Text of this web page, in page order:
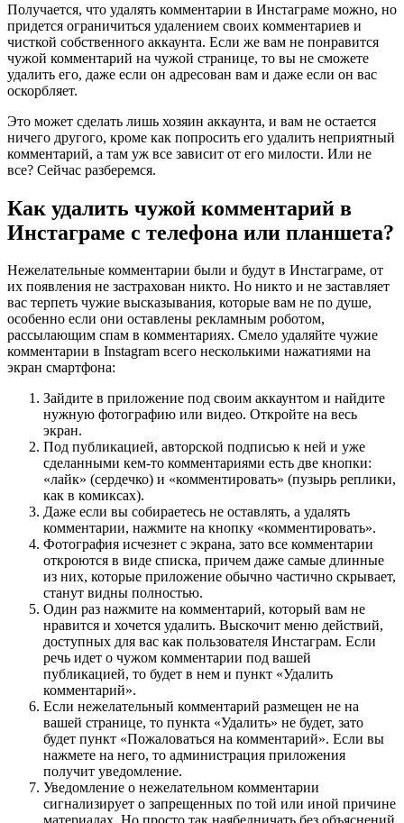
Получается, что удалять комментарии в Инстаграме можно, но
придется ограничиться удалением своих комментариев и
чисткой собственного аккаунта. Если же вам не понравится
чужой комментарий на чужой странице, то вы не сможете
удалить его, даже если он адресован вам и даже если он вас
оскорбляет.
Это может сделать лишь хозяин аккаунта, и вам не остается
ничего другого, кроме как попросить его удалить неприятный
комментарий, а там уж все зависит от его милости. Или не
все? Сейчас разберемся.
Как удалить чужой комментарий в
Инстаграме с телефона или планшета?
Нежелательные комментарии были и будут в Инстаграме, от
их появления не застрахован никто. Но никто и не заставляет
вас терпеть чужие высказывания, которые вам не по душе,
особенно если они оставлены рекламным роботом,
рассылающим спам в комментариях. Смело удаляйте чужие
комментарии в Instagram всего несколькими нажатиями на
экран смартфона:
Зайдите в приложение под своим аккаунтом и найдите
нужную фотографию или видео. Откройте на весь
экран.
Под публикацией, авторской подписью к ней и уже
сделанными кем-то комментариями есть две кнопки:
«лайк» (сердечко) и «комментировать» (пузырь реплики,
как в комиксах).
Даже если вы собираетесь не оставлять, а удалять
комментарии, нажмите на кнопку «комментировать».
Фотография исчезнет с экрана, зато все комментарии
откроются в виде списка, причем даже самые длинные
из них, которые приложение обычно частично скрывает,
станут видны полностью.
Один раз нажмите на комментарий, который вам не
нравится и хочется удалить. Выскочит меню действий,
доступных для вас как пользователя Инстаграм. Если
речь идет о чужом комментарии под вашей
публикацией, то будет в нем и пункт «Удалить
комментарий».
Если нежелательный комментарий размещен не на
вашей странице, то пункта «Удалить» не будет, зато
будет пункт «Пожаловаться на комментарий». Если вы
нажмете на него, то администрация приложения
получит уведомление.
Уведомление о нежелательном комментарии
сигнализирует о запрещенных по той или иной причине